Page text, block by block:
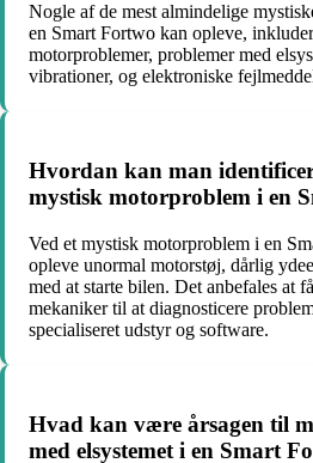
Nogle af de mest almindelige
en Smart Fortwo kan opleve,
motorproblemer, problemer med
vibrationer, og elektroniske
Hvordan kan man
mystisk motorproblem i en
Ved et mystisk motorproblem i en
opleve unormal motorstøj, dårlig
med at starte bilen. Det anbefales at
mekaniker til at diagnosticere
specialiseret udstyr og software.
Hvad kan være årsagen til
med elsystemet i en Smart